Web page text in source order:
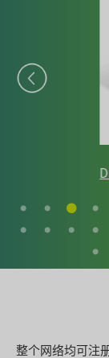
整个网络均可注